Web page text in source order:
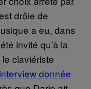
drôle de
a eu, dans
invité qu’à la
claviériste
interview donnée